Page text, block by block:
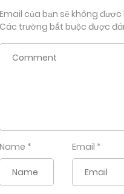
Email của bạn sẽ không
Các trường bắt buộc được
Name * Email *